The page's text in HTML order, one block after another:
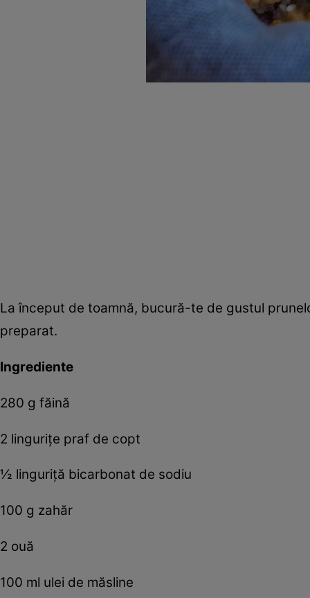
La început de toamnă, bucură-te de gustul
preparat.
Ingrediente
280 g făină
2 linguriţe praf de copt
½ linguriţă bicarbonat de sodiu
100 g zahăr
2 ouă
100 ml ulei de măsline